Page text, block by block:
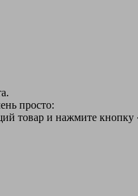
просто:
товар и нажмите кнопку